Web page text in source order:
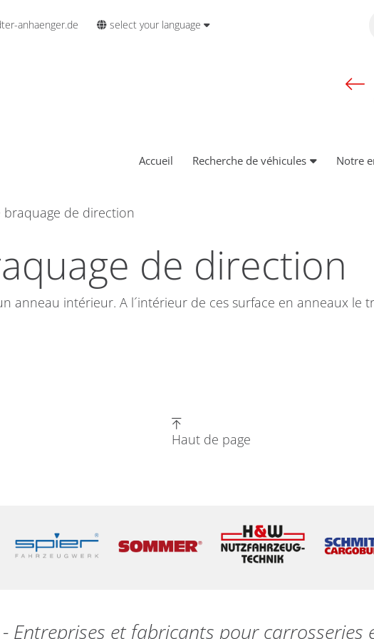
anhaenger.de select your language
Accueil Recherche de véhicules Notre
braquage de direction
de direction
anneau intérieur. A l´intérieur de ces surface en anneaux
Haut de page
Entreprises et fabricants pour carrosseries